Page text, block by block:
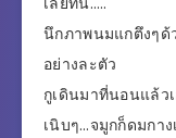
นึกภาพนมแกตึงๆด้
อย่างละตัว
กูเดินมาที่นอนแล้ว
เนิบๆ…จมูกก็ดมกาง